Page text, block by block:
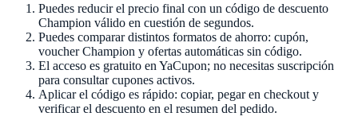
Puedes reducir el precio final con un código de descuento
Champion válido en cuestión de segundos.
Puedes comparar distintos formatos de ahorro: cupón,
voucherChampion y ofertas automáticas sin código.
El acceso es gratuito en YaCupon; no necesitas suscripción
para consultar cupones activos.
Aplicar el código es rápido: copiar, pegar en checkout y
verificar el descuento en el resumen del pedido.